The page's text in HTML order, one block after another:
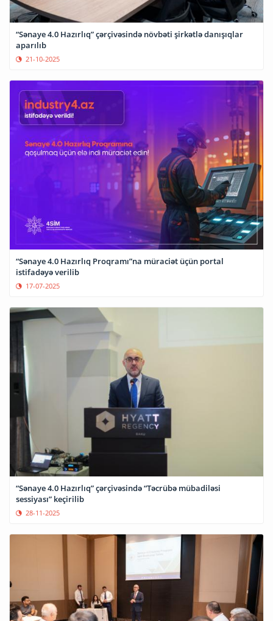
“Sənaye 4.0 Hazırlıq” çərçivəsində növbəti şirkətlə danışıqlar
aparılıb
21-10-2025
“Sənaye 4.0 Hazırlıq Proqramı”na müraciət üçün portal
istifadəyə verilib
17-07-2025
“Sənaye 4.0 Hazırlıq” çərçivəsində “Təcrübə mübadiləsi
sessiyası” keçirilib
28-11-2025